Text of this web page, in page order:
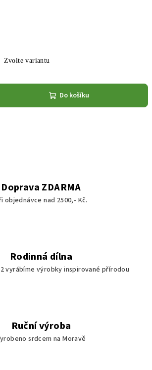
Zvolte variantu
Do košíku
Doprava ZDARMA
objednávce nad 2500,- Kč.
Rodinná dílna
vyrábíme výrobky inspirované přírodou
Ruční výroba
srdcem na Moravě